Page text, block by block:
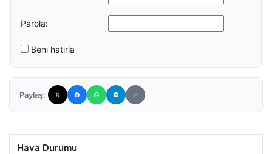
Parola:
Beni hatırla
Paylaş:
Hava Durumu